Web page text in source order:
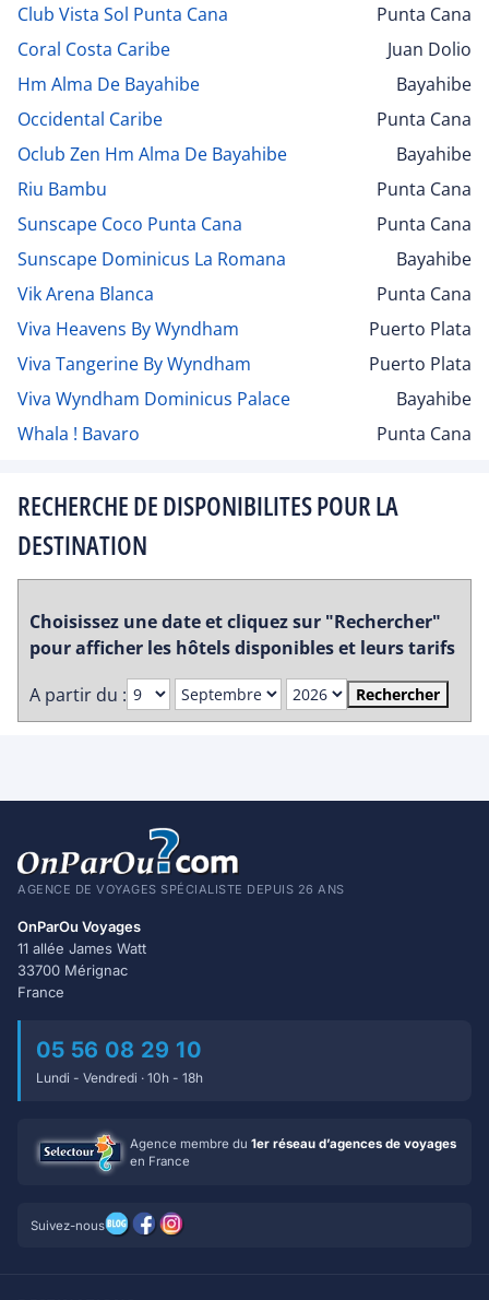
Club Vista Sol Punta Cana
Punta Cana
Coral Costa Caribe
Juan Dolio
Hm Alma De Bayahibe
Bayahibe
Occidental Caribe
Punta Cana
Oclub Zen Hm Alma De Bayahibe
Bayahibe
Riu Bambu
Punta Cana
Sunscape Coco Punta Cana
Punta Cana
Sunscape Dominicus La Romana
Bayahibe
Vik Arena Blanca
Punta Cana
Viva Heavens By Wyndham
Puerto Plata
Viva Tangerine By Wyndham
Puerto Plata
Viva Wyndham Dominicus Palace
Bayahibe
Whala ! Bavaro
Punta Cana
RECHERCHE DE DISPONIBILITES POUR LA
DESTINATION
Choisissez une date et cliquez sur "Rechercher"
pour afficher les hôtels disponibles et leurs tarifs
A partir du :
Rechercher
AGENCE DE VOYAGES SPÉCIALISTE DEPUIS 26 ANS
OnParOu Voyages
11 allée James Watt
33700 Mérignac
France
05 56 08 29 10
Lundi - Vendredi · 10h - 18h
Agence membre du 1er réseau d’agences de voyages
en France
Suivez-nous